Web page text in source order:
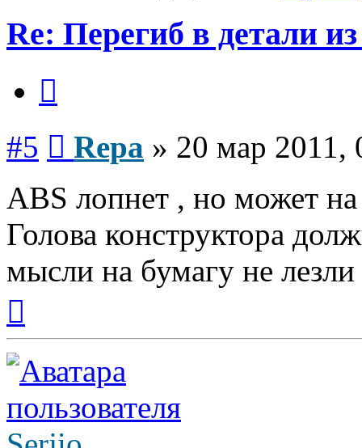
Re: Перегиб в детали
#5 Repa » 20 мар 2011,
ABS лопнет , но может на
Голова конструктора
мысли на бумагу не лезли
началу